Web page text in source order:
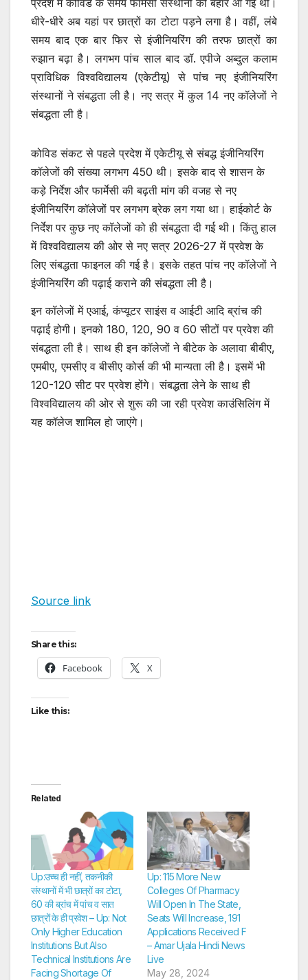
धीरे-धीरे अब यहां पर छात्रों का टोटा पड़ने लगा है। वहीं, लंबे
समय बाद एक बार फिर से इंजीनियरिंग की तरफ छात्रों का
रुझान बढ़ा है। लगभग पांच साल बाद डॉ. एपीजे अब्दुल कलाम
प्राविधिक विश्वविद्यालय (एकेटीयू) से पांच नए इंजीनियरिंग
संस्थानों ने संबद्धता ली है। नए सत्र में कुल 14 नए कॉलेजों ने
संबद्धता ली है।
कोविड संकट से पहले प्रदेश में एकेटीयू से संबद्ध इंजीनियरिंग
कॉलेजों की संख्या लगभग 450 थी। इसके बाद से शासन के
कड़े निर्देश और फार्मेसी की बढ़ती मांग की वजह से नए
इंजीनियरिंग कॉलेजों पर लगभग ब्रेक लग गया था। हाईकोर्ट के
निर्देश पर कुछ नए कॉलेजों को ही संबद्धता दी गई थी। किंतु हाल
में विश्वविद्यालय की ओर से नए सत्र 2026-27 में प्रवेश के
लिए संबद्धता फाइनल की गई है। इसके तहत पांच नए कॉलेजों ने
इंजीनियरिंग की पढ़ाई कराने की संबद्धता ली है।
इन कॉलेजों में एआई, कंप्यूटर साइंस व आईटी आदि ब्रांच की
पढ़ाई होगी। इनको 180, 120, 90 व 60 सीटों पर प्रवेश की
संबद्धता ली है। साथ ही इन कॉलेजों ने बीटेक के अलावा बीबीए,
एमबीए, एमसीए व बीसीए कोर्स की भी मान्यता ली है। इसमें भी
120-120 सीट पर प्रवेश होंगे। संबद्धता लेने के साथ ही
विश्वविद्यालय की ओर से शुरू की जा रही प्रवेश काउंसिलिंग में
यह कॉलेज शामिल हो जाएंगे।
Source link
Share this:
Facebook X
Like this:
Related
Up:उच्च ही नहीं, तकनीकी
संस्थानों में भी छात्रों का टोटा,
60 की ब्रांच में पांच व सात
छात्रों के ही प्रवेश – Up: Not
Only Higher Education
Institutions But Also
Technical Institutions Are
Facing Shortage Of
Up: 115 More New
Colleges Of Pharmacy
Will Open In The State,
Seats Will Increase, 191
Applications Received F
– Amar Ujala Hindi News
Live
May 28, 2024